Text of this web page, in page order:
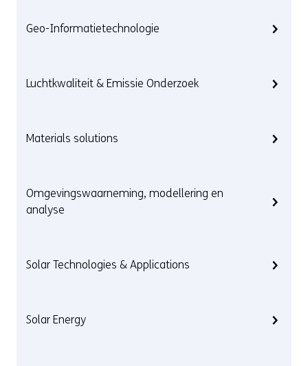
Geo-Informatietechnologie
Luchtkwaliteit & Emissie Onderzoek
Materials solutions
Omgevingswaarneming, modellering en
analyse
Solar Technologies & Applications
Solar Energy